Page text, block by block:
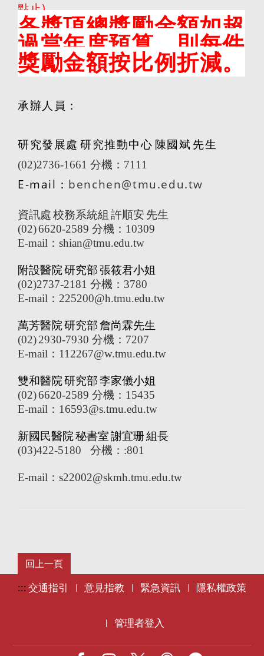
點止)
各獎項總獎勵金額如超
過當年度預算，則每件
獎勵金額按比例折減。
承辦人員：
研究發展處 研究推動中心 陳國斌 先生
(02)2736-1661 分機： 7111
E-mail ： benchen@tmu.edu.tw
資訊處校務系統組 許順安 先生
(02)6620-2589 分機： 10309
E-mail ： shian@tmu.edu.tw
附設醫院研究部張筱君小姐
(02)2737-2181 分機： 3780
E-mail ： 225200@h.tmu.edu.tw
萬芳醫院研究部詹尚霖先生
(02)2930-7930 分機： 7207
E-mail ： 112267@w.tmu.edu.tw
雙和醫院研究部李家儀小姐
(02)6620-2589 分機： 15435
E-mail ： 16593@s.tmu.edu.tw
新國民醫院秘書室謝宜珊組長
(03)422-5180 分機： :801
E-mail ： s22002@skmh.tmu.edu.tw
:::交通指引 | 意見指教 | 緊急資訊 | 隱私權政策
| 管理者登入